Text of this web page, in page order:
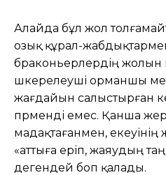
Алайда бұл жол
озық құрал-
браконьерлердің жолын
әшкерелеуші орманшы
жағдайын салыстырған
пәрменді емес. Қанша
мадақтағанмен,
«аттыға еріп, жаяудың
дегендей боп қалады.